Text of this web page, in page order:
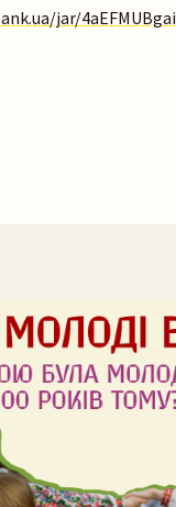
jar/4aEFMUBgai